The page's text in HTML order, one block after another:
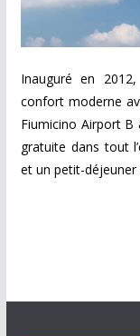
Inauguré en
confort moderne
Fiumicino Airport
gratuite dans tout
et un petit-déjeuner